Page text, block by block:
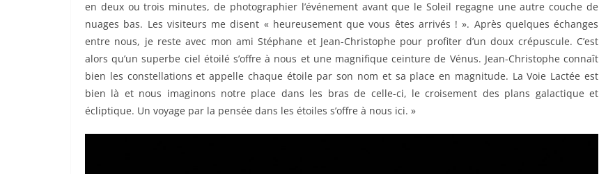
en deux ou trois minutes, de photographier l’événement avant que le Soleil regagne une autre couche de
nuages bas. Les visiteurs me disent « heureusement que vous êtes arrivés ! ». Après quelques échanges
entre nous, je reste avec mon ami Stéphane et Jean-Christophe pour profiter d’un doux crépuscule. C’est
alors qu’un superbe ciel étoilé s’offre à nous et une magnifique ceinture de Vénus. Jean-Christophe connaît
bien les constellations et appelle chaque étoile par son nom et sa place en magnitude. La Voie Lactée est
bien là et nous imaginons notre place dans les bras de celle-ci, le croisement des plans galactique et
écliptique. Un voyage par la pensée dans les étoiles s’offre à nous ici. »